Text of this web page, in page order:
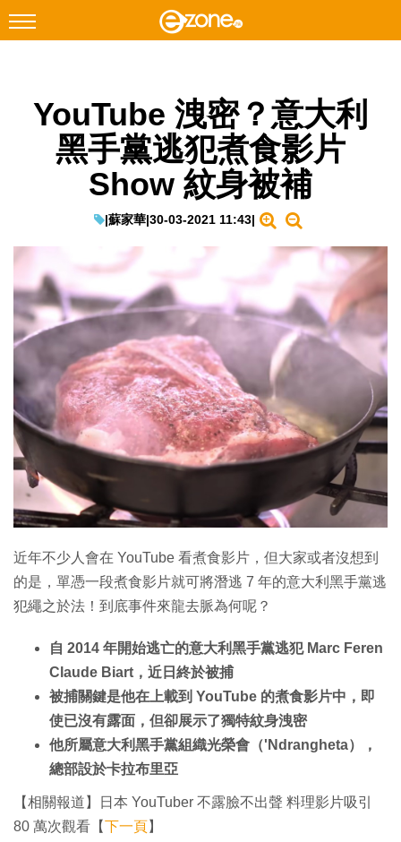
Facebook Instagram
科技焦點
教學評測
EduTech
IT Times
生成式AI與雲端應用
Enterprise Digital Transformation
特集
YouTube 洩密？意大利
黑手黨逃犯煮食影片
Show 紋身被補
|蘇家華|30-03-2021 11:43|
近年不少人會在 YouTube 看煮食影片，但大家或者沒想到
的是，單憑一段煮食影片就可將潛逃 7 年的意大利黑手黨逃
犯繩之於法！到底事件來龍去脈為何呢？
自 2014 年開始逃亡的意大利黑手黨逃犯 Marc Feren
Claude Biart，近日終於被捕
被捕關鍵是他在上載到 YouTube 的煮食影片中，即
使已沒有露面，但卻展示了獨特紋身洩密
他所屬意大利黑手黨組織光榮會（'Ndrangheta），
總部設於卡拉布里亞
【相關報道】日本 YouTuber 不露臉不出聲 料理影片吸引
80 萬次觀看【下一頁】